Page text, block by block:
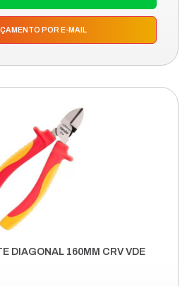
POR E-MAIL
DIAGONAL 160MM CRV VDE